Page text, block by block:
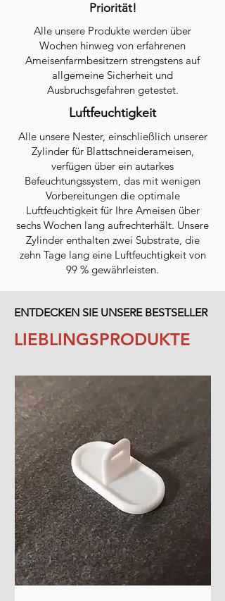
Priorität!
Alle unsere Produkte werden über
Wochen hinweg von erfahrenen
Ameisenfarmbesitzern strengstens auf
allgemeine Sicherheit und
Ausbruchsgefahren getestet.
Luftfeuchtigkeit
Alle unsere Nester, einschließlich unserer
Zylinder für Blattschneiderameisen,
verfügen über ein autarkes
Befeuchtungssystem, das mit wenigen
Vorbereitungen die optimale
Luftfeuchtigkeit für Ihre Ameisen über
sechs Wochen lang aufrechterhält. Unsere
Zylinder enthalten zwei Substrate, die
zehn Tage lang eine Luftfeuchtigkeit von
99 % gewährleisten.
ENTDECKEN SIE UNSERE BESTSELLER
LIEBLINGSPRODUKTE